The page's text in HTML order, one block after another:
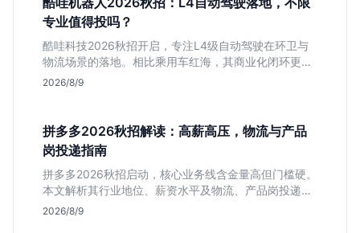
专业值得投吗？
酷哇科技2026秋招开启，专注L4级自动驾驶在环卫与
物流场景的落地。相比乘用车红海，其商业化闭环更清
晰，现金流相对健康。本文解读其业务模式、岗位稳定
2026/8/9
拼多多2026秋招解读：高薪高压，物流与产品
岗投递指南
拼多多2026秋招启动，核心业务线含金量高但门槛硬。
本文解析其行业地位、薪资水平及物流、产品岗投递策
略，助你判断是否适合这种高强度职业起步。
2026/8/9